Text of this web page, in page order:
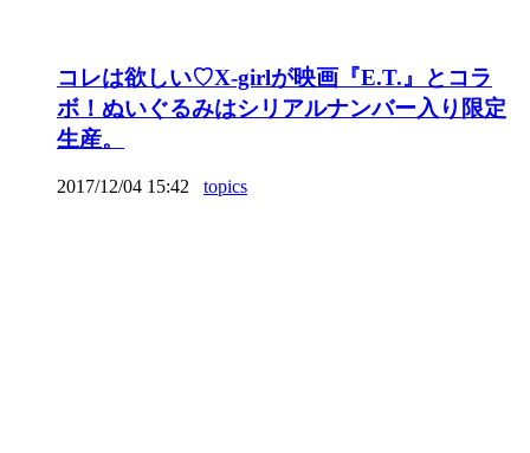
コレは欲しい♡X-girlが映画『E.T.』とコラ
ボ！ぬいぐるみはシリアルナンバー入り限定
生産。
2017/12/04 15:42 topics